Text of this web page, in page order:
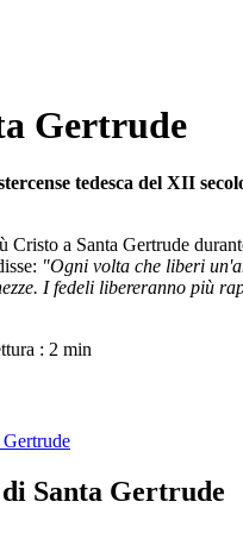
Gertrude
tedesca del XII
Cristo a Santa Gertrude
"Ogni volta che liberi
I fedeli libereranno più
: 2 min
Santa Gertrude